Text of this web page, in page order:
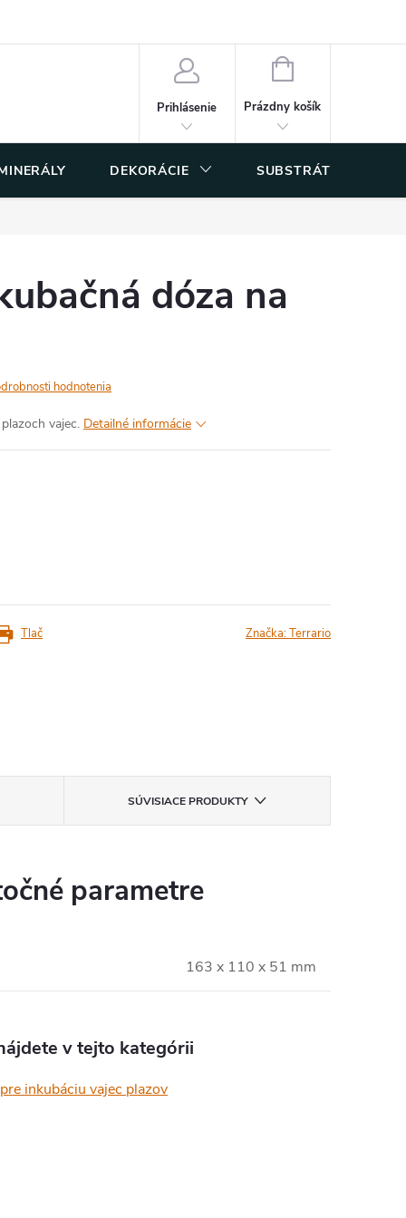
Prihlásenie
NÁKUPNÝ
Prázdny košík
DEKORÁCIE SUBSTRÁTY
dóza na
hodnotenia
vajec. Detailné informácie
Tlač Značka:Terrario
SÚVISIACE PRODUKTY
parametre
163 x 110 x 51 mm
v tejto kategórii
inkubáciu vajec plazov